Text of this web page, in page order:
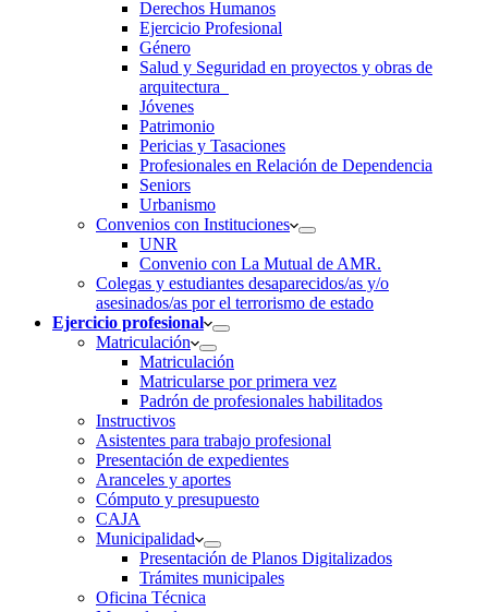
Derechos Humanos
Ejercicio Profesional
Género
Salud y Seguridad en proyectos y obras de
arquitectura
Jóvenes
Patrimonio
Pericias y Tasaciones
Profesionales en Relación de Dependencia
Seniors
Urbanismo
Convenios con Instituciones
UNR
Convenio con La Mutual de AMR.
Colegas y estudiantes desaparecidos/as y/o
asesinados/as por el terrorismo de estado
Ejercicio profesional
Matriculación
Matriculación
Matricularse por primera vez
Padrón de profesionales habilitados
Instructivos
Asistentes para trabajo profesional
Presentación de expedientes
Aranceles y aportes
Cómputo y presupuesto
CAJA
Municipalidad
Presentación de Planos Digitalizados
Trámites municipales
Oficina Técnica